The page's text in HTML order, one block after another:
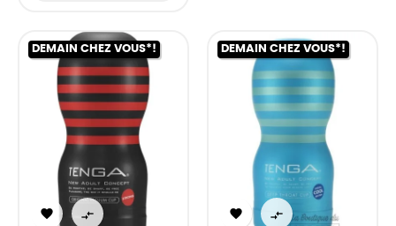
DEMAIN CHEZ VOUS*!
 
DEMAIN CHEZ VOUS*!
 